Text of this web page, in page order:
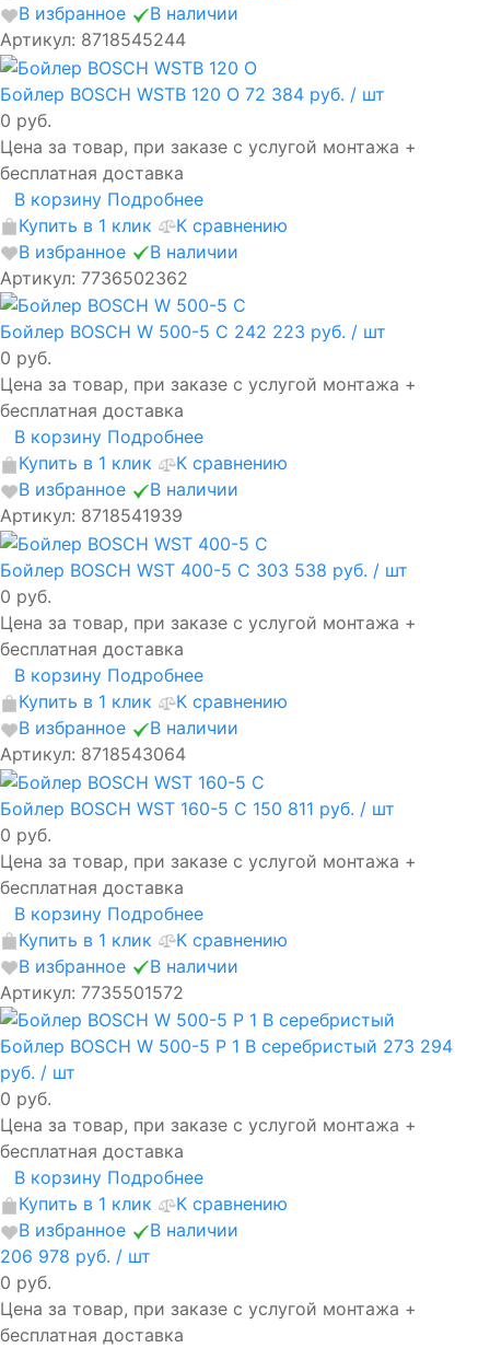
В избранное
В наличии
Артикул: 8718545244
Бойлер BOSCH WSTB 120 O 72 384 руб. / шт
0 руб.
Цена за товар, при заказе с услугой монтажа +
бесплатная доставка
В корзину Подробнее
Купить в 1 клик
К сравнению
В избранное
В наличии
Артикул: 7736502362
Бойлер BOSCH W 500-5 C 242 223 руб. / шт
0 руб.
Цена за товар, при заказе с услугой монтажа +
бесплатная доставка
В корзину Подробнее
Купить в 1 клик
К сравнению
В избранное
В наличии
Артикул: 8718541939
Бойлер BOSCH WST 400-5 C 303 538 руб. / шт
0 руб.
Цена за товар, при заказе с услугой монтажа +
бесплатная доставка
В корзину Подробнее
Купить в 1 клик
К сравнению
В избранное
В наличии
Артикул: 8718543064
Бойлер BOSCH WST 160-5 C 150 811 руб. / шт
0 руб.
Цена за товар, при заказе с услугой монтажа +
бесплатная доставка
В корзину Подробнее
Купить в 1 клик
К сравнению
В избранное
В наличии
Артикул: 7735501572
Бойлер BOSCH W 500-5 P 1 B серебристый 273 294
руб. / шт
0 руб.
Цена за товар, при заказе с услугой монтажа +
бесплатная доставка
В корзину Подробнее
Купить в 1 клик
К сравнению
В избранное
В наличии
206 978 руб. / шт
0 руб.
Цена за товар, при заказе с услугой монтажа +
бесплатная доставка